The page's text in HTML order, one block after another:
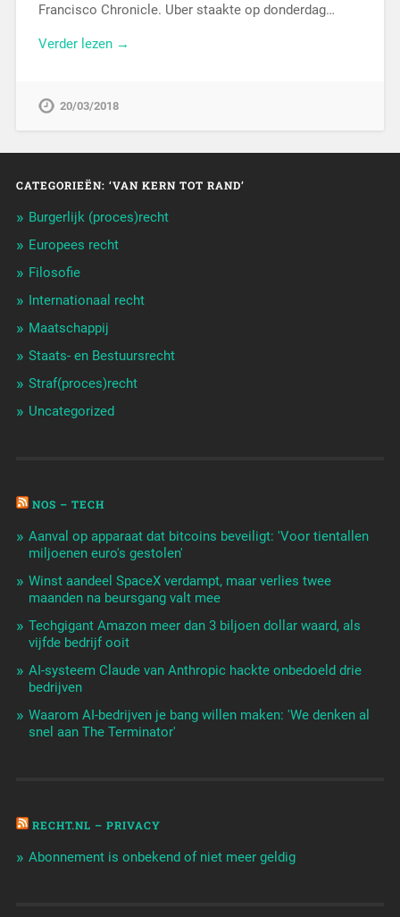
Francisco Chronicle. Uber staakte op donderdag…
Verder lezen →
20/03/2018
CATEGORIEËN: ‘VAN KERN TOT RAND’
Burgerlijk (proces)recht
Europees recht
Filosofie
Internationaal recht
Maatschappij
Staats- en Bestuursrecht
Straf(proces)recht
Uncategorized
NOS – TECH
Aanval op apparaat dat bitcoins beveiligt: 'Voor tientallen
miljoenen euro's gestolen'
Winst aandeel SpaceX verdampt, maar verlies twee
maanden na beursgang valt mee
Techgigant Amazon meer dan 3 biljoen dollar waard, als
vijfde bedrijf ooit
AI-systeem Claude van Anthropic hackte onbedoeld drie
bedrijven
Waarom AI-bedrijven je bang willen maken: 'We denken al
snel aan The Terminator'
RECHT.NL – PRIVACY
Abonnement is onbekend of niet meer geldig